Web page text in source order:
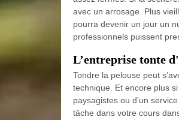
avec un arrosage. Plus
pourra devenir un jour un
professionnels puissent
L’entreprise tonte
Tondre la pelouse peut
technique. Et encore plus
paysagistes ou d’un
tâche dans votre cours